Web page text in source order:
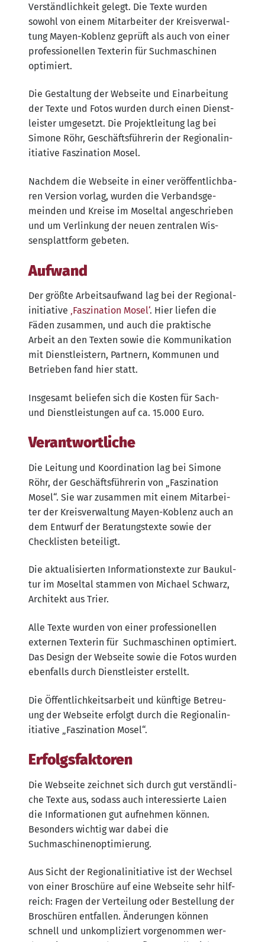
Ver­ständ­lich­keit gelegt. Die Tex­te wur­den
sowohl von einem Mit­ar­bei­ter der Kreis­ver­wal­
tung May­en-Koblenz geprüft als auch von einer
pro­fes­sio­nel­len Tex­te­rin für Such­ma­schi­nen
optimiert.
Die Gestal­tung der Web­sei­te und Ein­ar­bei­tung
der Tex­te und Fotos wur­den durch einen Dienst­
leis­ter umge­setzt. Die Pro­jekt­lei­tung lag bei
Simo­ne Röhr, Geschäfts­füh­re­rin der Regio­nal­in­
itia­ti­ve Fas­zi­na­ti­on Mosel.
Nach­dem die Web­sei­te in einer ver­öf­fent­lich­ba­
ren Ver­si­on vor­lag, wur­den die Ver­bands­ge­
mein­den und Krei­se im Mos­el­tal ange­schrie­ben
und um Ver­lin­kung der neu­en zen­tra­len Wis­
sens­platt­form gebeten.
Aufwand
Der größ­te Arbeits­auf­wand lag bei der Regio­nal­
in­itia­ti­ve ‚Fas­zi­na­ti­on Mosel‘. Hier lie­fen die
Fäden zusam­men, und auch die prak­ti­sche
Arbeit an den Tex­ten sowie die Kom­mu­ni­ka­ti­on
mit Dienst­leis­tern, Part­nern, Kom­mu­nen und
Betrie­ben fand hier statt.
Ins­ge­samt belie­fen sich die Kos­ten für Sach-
und Dienst­leis­tun­gen auf ca. 15.000 Euro.
Verantwortliche
Die Lei­tung und Koor­di­na­ti­on lag bei Simo­ne
Röhr, der Geschäfts­füh­re­rin von „Fas­zi­na­ti­on
Mosel“. Sie war zusam­men mit einem Mit­ar­bei­
ter der Kreis­ver­wal­tung May­en-Koblenz auch an
dem Ent­wurf der Bera­tungs­tex­te sowie der
Check­lis­ten beteiligt.
Die aktua­li­sier­ten Infor­ma­ti­ons­tex­te zur Bau­kul­
tur im Mos­el­tal stam­men von Micha­el Schwarz,
Archi­tekt aus Trier.
Alle Tex­te wur­den von einer pro­fes­sio­nel­len
exter­nen Tex­te­rin für Such­ma­schi­nen opti­miert.
Das Design der Web­sei­te sowie die Fotos wur­den
eben­falls durch Dienst­leis­ter erstellt.
Die Öffent­lich­keits­ar­beit und künf­ti­ge Betreu­
ung der Web­sei­te erfolgt durch die Regio­nal­in­
itia­ti­ve „Fas­zi­na­ti­on Mosel“.
Erfolgsfaktoren
Die Web­sei­te zeich­net sich durch gut ver­ständ­li­
che Tex­te aus, sodass auch inter­es­sier­te Lai­en
die Infor­ma­tio­nen gut auf­neh­men kön­nen.
Beson­ders wich­tig war dabei die
Suchmaschinenoptimierung.
Aus Sicht der Regio­nal­in­itia­ti­ve ist der Wech­sel
von einer Bro­schü­re auf eine Web­sei­te sehr hilf­
reich: Fra­gen der Ver­tei­lung oder Bestel­lung der
Bro­schü­ren ent­fal­len. Ände­run­gen kön­nen
schnell und unkom­pli­ziert vor­ge­nom­men wer­